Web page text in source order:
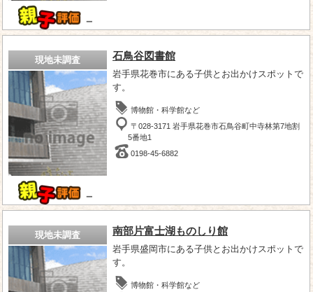
－
現地未調査
－
石鳥谷図書館
岩手県花巻市にある子供とお出かけスポットで
す。
博物館・科学館など
〒028-3171 岩手県花巻市石鳥谷町中寺林第7地割
5番地1
0198-45-6882
現地未調査 南部片富士湖ものしり館
岩手県盛岡市にある子供とお出かけスポットで
す。
博物館・科学館など